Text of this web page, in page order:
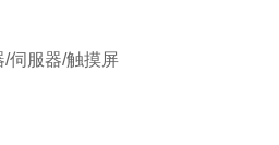
/伺服器/触摸屏